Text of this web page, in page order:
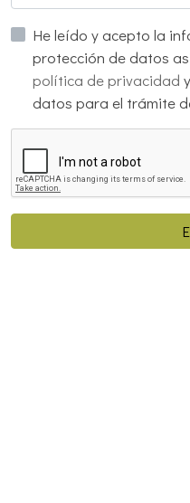
He leído y acepto la información básica sobre
política de privacidad
datos para el trámite